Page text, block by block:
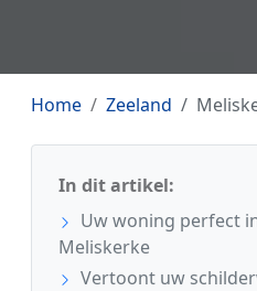
Home Zeeland
In dit artikel:
Uw woning perfect
Meliskerke
Vertoont uw